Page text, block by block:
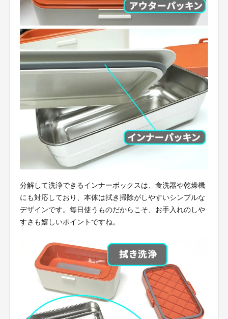
分解して洗浄できるインナーボックスは、食洗器や乾燥機
にも対応しており、本体は拭き掃除がしやすいシンプルな
デザインです。毎日使うものだからこそ、お手入れのしや
すさも嬉しいポイントですね。